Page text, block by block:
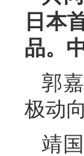
日本
品。
郭
极动
靖